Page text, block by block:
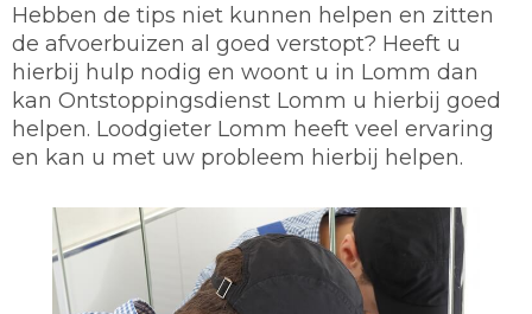
Hebben de tips niet kunnen helpen en zitten
de afvoerbuizen al goed verstopt? Heeft u
hierbij hulp nodig en woont u in Lomm dan
kan Ontstoppingsdienst Lomm u hierbij goed
helpen. Loodgieter Lomm heeft veel ervaring
en kan u met uw probleem hierbij helpen.